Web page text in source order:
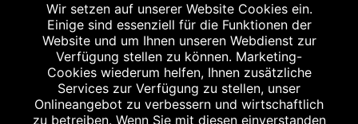
SCHLOSS-APOTHEKE
Hauptstraße 32
91054 Erlangen
Tel.: 09131/25304
Fax: 09131/206373
info@schloss-apotheke-erlangen.de
Wir setzen auf unserer Website Cookies ein.
Einige sind essenziell für die Funktionen der
Website und um Ihnen unseren Webdienst zur
Verfügung stellen zu können. Marketing-
Cookies wiederum helfen, Ihnen zusätzliche
Services zur Verfügung zu stellen, unser
Onlineangebot zu verbessern und wirtschaftlich
zu betreiben. Wenn Sie mit diesen einverstanden